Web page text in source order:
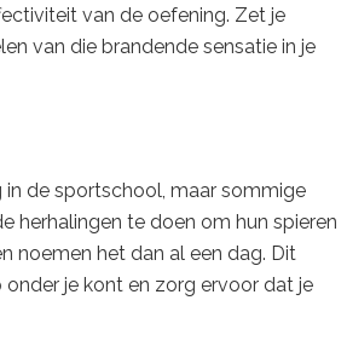
van de oefening. Zet je
van die brandende sensatie in je
in de sportschool, maar sommige
herhalingen te doen om hun spieren
noemen het dan al een dag. Dit
je kont en zorg ervoor dat je